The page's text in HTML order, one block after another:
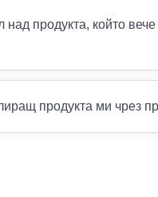
продукта, който
продукта ми чрез